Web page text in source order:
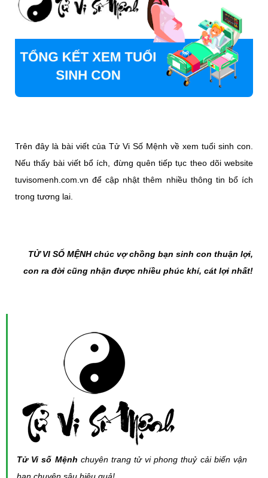
Trên đây là bài viết của Tử Vi Số Mệnh về xem tuổi sinh con.
Nếu thấy bài viết bổ ích, đừng quên tiếp tục theo dõi website
tuvisomenh.com.vn để cập nhật thêm nhiều thông tin bổ ích
trong tương lai.
TỬ VI SỐ MỆNH chúc vợ chồng bạn sinh con thuận lợi,
con ra đời cũng nhận được nhiều phúc khí, cát lợi nhất!
Tử Vi số Mệnh chuyên trang tử vi phong thuỷ cải biến vận